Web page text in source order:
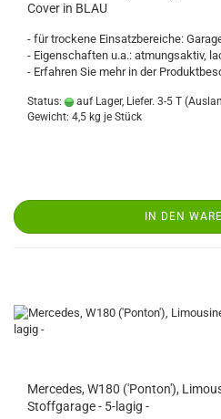
Cover in BLAU
- für trockene Einsatzbereiche:
- Eigenschaften u.a.: atmungsaktiv,
- Erfahren Sie mehr in der
Status: auf Lager, Liefer. 3-5 T
Gewicht: 4,5 kg je Stück
IN DEN
Mercedes, W180 ('Ponton'),
Stoffgarage - 5-lagig -